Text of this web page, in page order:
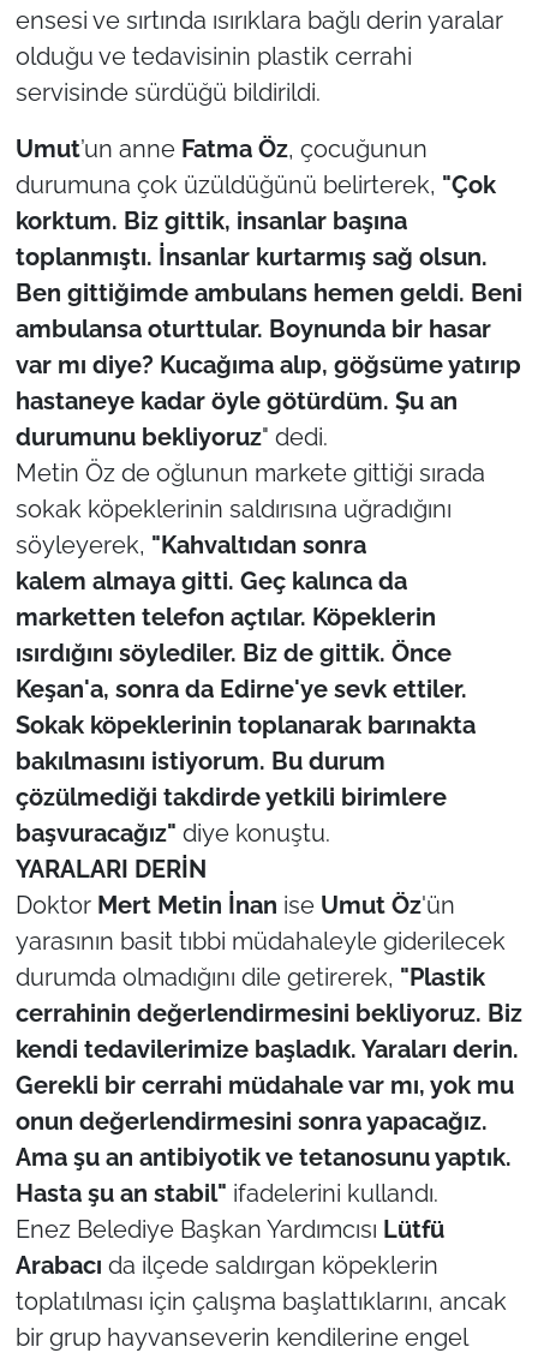
ensesi ve sırtında ısırıklara bağlı derin yaralar
olduğu ve tedavisinin plastik cerrahi
servisinde sürdüğü bildirildi.
Umut’un anne Fatma Öz, çocuğunun
durumuna çok üzüldüğünü belirterek, "Çok
korktum. Biz gittik, insanlar başına
toplanmıştı. İnsanlar kurtarmış sağ olsun.
Ben gittiğimde ambulans hemen geldi. Beni
ambulansa oturttular. Boynunda bir hasar
var mı diye? Kucağıma alıp, göğsüme yatırıp
hastaneye kadar öyle götürdüm. Şu an
durumunu bekliyoruz" dedi.
Metin Öz de oğlunun markete gittiği sırada
sokak köpeklerinin saldırısına uğradığını
söyleyerek, "Kahvaltıdan sonra
kalem almaya gitti. Geç kalınca da
marketten telefon açtılar. Köpeklerin
ısırdığını söylediler. Biz de gittik. Önce
Keşan'a, sonra da Edirne'ye sevk ettiler.
Sokak köpeklerinin toplanarak barınakta
bakılmasını istiyorum. Bu durum
çözülmediği takdirde yetkili birimlere
başvuracağız" diye konuştu.
YARALARI DERİN
Doktor Mert Metin İnan ise Umut Öz'ün
yarasının basit tıbbi müdahaleyle giderilecek
durumda olmadığını dile getirerek, "Plastik
cerrahinin değerlendirmesini bekliyoruz. Biz
kendi tedavilerimize başladık. Yaraları derin.
Gerekli bir cerrahi müdahale var mı, yok mu
onun değerlendirmesini sonra yapacağız.
Ama şu an antibiyotik ve tetanosunu yaptık.
Hasta şu an stabil" ifadelerini kullandı.
Enez Belediye Başkan Yardımcısı Lütfü
Arabacı da ilçede saldırgan köpeklerin
toplatılması için çalışma başlattıklarını, ancak
bir grup hayvanseverin kendilerine engel
Politika
Flaş Haber
Dış Haberler
Magazin
İş Dünyası
Bilim Teknoloji
English News
Canlı Maç
Finans
Gündem-Eğitim